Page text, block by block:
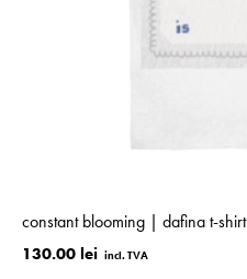
constant blooming | dafina t-shirt
130.00 lei